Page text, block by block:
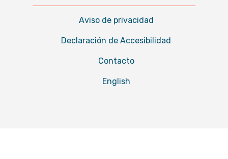
Aviso de privacidad
Declaración de Accesibilidad
Contacto
English